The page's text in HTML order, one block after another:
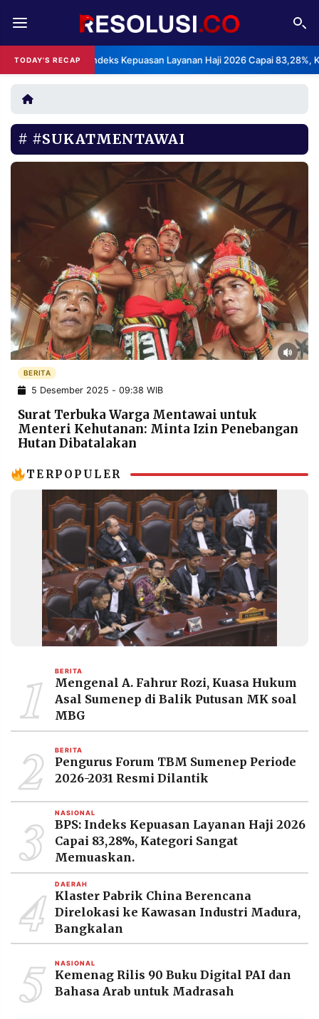
TODAY'S RECAP
BPS: Indeks Kepuasan Layanan Haji 2026 Capai 83,28%,
REDAKSI TENTANG
RESOLUSI IKLAN
RUBRIKASI
EDITORIAL AKSARA
PERSONA
NASIONAL
SPORT
INFORMASI
PRIVACY
POLICY
BERITA
WARGA
INFORMASI
IKLAN
KIRIM
PENGADUAN TERM
OF
SERVICE
IKUTI
RESOLUSI
MEDIA
©
Resolusi.co
-
PT.
RESOLUSI
MEDIA
PRAMUDITA
#SUKATMENTAWAI
BERITA
5 Desember 2025 - 09:38 WIB
Surat Terbuka Warga Mentawai untuk
Menteri Kehutanan: Minta Izin Penebangan
Hutan Dibatalakan
TERPOPULER
1 BERITA
Mengenal A. Fahrur Rozi, Kuasa Hukum
Asal Sumenep di Balik Putusan MK soal
MBG
2 BERITA
Pengurus Forum TBM Sumenep Periode
2026-2031 Resmi Dilantik
3 NASIONAL
BPS: Indeks Kepuasan Layanan Haji 2026
Capai 83,28%, Kategori Sangat
Memuaskan.
4 DAERAH
Klaster Pabrik China Berencana
Direlokasi ke Kawasan Industri Madura,
Bangkalan
5 NASIONAL
Kemenag Rilis 90 Buku Digital PAI dan
Bahasa Arab untuk Madrasah